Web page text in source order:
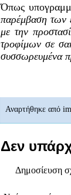
Όπως
παρέμβαση των
με την
τροφίμων σε
συσσωρευμένα
Αναρτήθηκε από
Δεν
Δημοσίευση